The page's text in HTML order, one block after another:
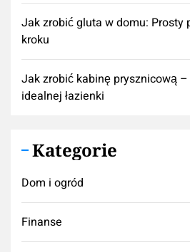
Jak zrobić gluta w domu: Prosty
kroku
Jak zrobić kabinę prysznicową
idealnej łazienki
Kategorie
Dom i ogród
Finanse